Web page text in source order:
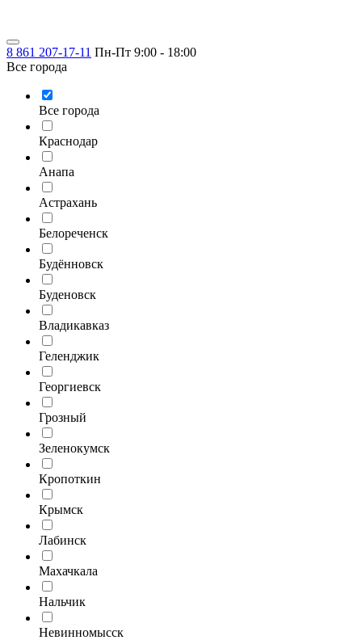
8 861 207-17-11 Пн-Пт 9:00 - 18:00
Все города
Все города
Краснодар
Анапа
Астрахань
Белореченск
Будённовск
Буденовск
Владикавказ
Геленджик
Георгиевск
Грозный
Зеленокумск
Кропоткин
Крымск
Лабинск
Махачкала
Нальчик
Невинномысск